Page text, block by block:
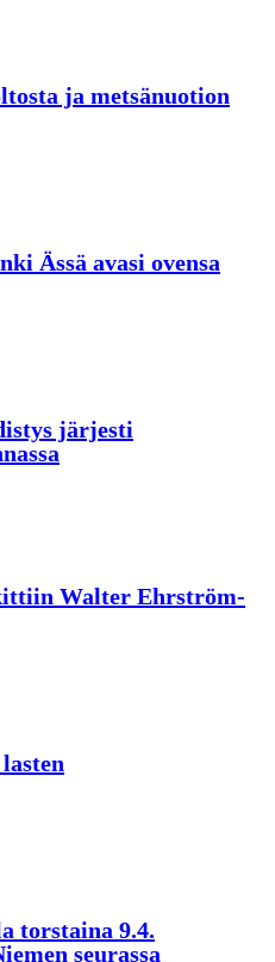
ja metsänuotion
Ässä avasi ovensa
järjesti
Walter Ehrström-
torstaina 9.4.
seurassa